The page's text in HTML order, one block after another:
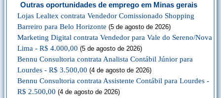
Outras oportunidades de emprego em Minas gerais
Lojas Lealtex contrata Vendedor Comissionado Shopping
Barreiro para Belo Horizonte (5 de agosto de 2026)
Marketing Digital contrata Vendedor para Vale do Sereno/Nova
Lima - R$ 4.000,00 (5 de agosto de 2026)
Bennu Consultoria contrata Analista Contábil Júnior para
Lourdes - R$ 3.500,00 (4 de agosto de 2026)
Bennu Consultoria contrata Assistente Contábil para Lourdes -
R$ 2.500,00 (4 de agosto de 2026)